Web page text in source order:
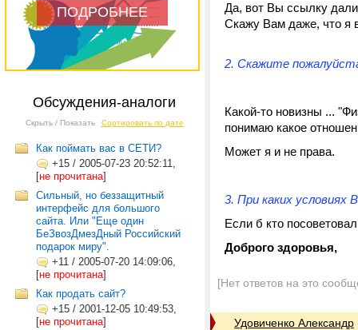
ПОДРОБНЕЕ
Обсуждения-аналоги
Скрыть / Показать Сортировать по дате
Как поймать вас в СЕТИ?
+15 / 2005-07-23 20:52:11,
[не прочитана]
Сильный, но беззащитный
интерфейс для большого
сайта. Или "Еще один
БеЗвозДмезДный Российский
подарок миру".
+11 / 2005-07-20 14:09:06,
[не прочитана]
Как продать сайт?
+15 / 2001-12-05 10:49:53,
[не прочитана]
Да, вот Вы ссылку
Скажу Вам даже, что я
2. Скажите
Какой-то новизны ...
понимаю какое
Может я и не права.
3. При каких
Если б кто
Доброго здоровья,
[Нет ответов на это
Удовиченко Александр